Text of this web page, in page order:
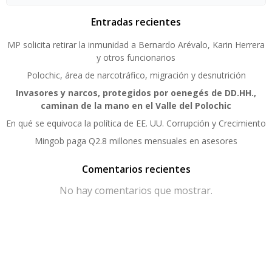
Entradas recientes
MP solicita retirar la inmunidad a Bernardo Arévalo, Karin Herrera
y otros funcionarios
Polochic, área de narcotráfico, migración y desnutrición
Invasores y narcos, protegidos por oenegés de DD.HH.,
caminan de la mano en el Valle del Polochic
En qué se equivoca la política de EE. UU. Corrupción y Crecimiento
Mingob paga Q2.8 millones mensuales en asesores
Comentarios recientes
No hay comentarios que mostrar.